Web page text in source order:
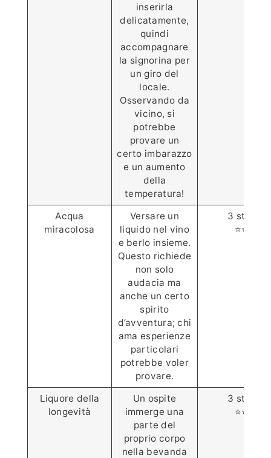
inserirla
delicatamente,
quindi
accompagnare
la signorina per
un giro del
locale.
Osservando da
vicino, si
potrebbe
provare un
certo imbarazzo
e un aumento
della
temperatura!
Acqua
miracolosa
Versare un
liquido nel vino
e berlo insieme.
Questo richiede
non solo
audacia ma
anche un certo
spirito
d’avventura; chi
ama esperienze
particolari
potrebbe voler
provare.
3 stelle
⭐⭐⭐
Liquore della
longevità
Un ospite
immerge una
parte del
proprio corpo
nella bevanda
3 stelle
⭐️⭐️⭐️